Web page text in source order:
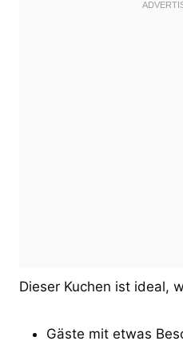
Dieser Kuchen ist ideal,
Gäste mit etwas